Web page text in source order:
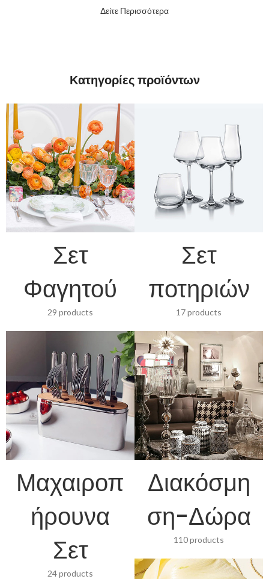
Δείτε Περισσότερα
Κατηγορίες προϊόντων
Σετ
Φαγητού
29 products
Σετ
ποτηριών
17 products
Μαχαιροπ
ήρουνα
Σετ
24 products
Διακόσμη
ση-Δώρα
110 products